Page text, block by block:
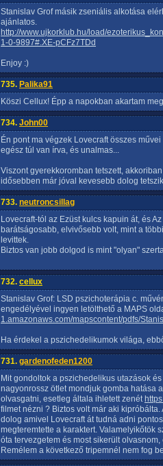
Stanislav Grof másik zseniális alkotása
ajánlatos.
http://www.ujkorklub.hu/load/
1-0-9897#.XE-pCFz7TDd
Enjoy :)
735. Palika91
Köszi Cellux! Épp a napokban akartam
734. John00
Én pont ma végzek Lovecraft összes
egész túl van írva, és unalmas...
Viszont gyerekkoromban tetszett,
idősebben már jóval kevesebb dolog
733. neutroncsillag
Lovecraft-tól az Ezüst kulcs kapuin át, és
barátságosabb, elvivősebb volt, mint a
levittek.
Biztos van jobb dolgod is mint "olyan"
732. cellux
Stanislav Grof: LSD pszichoterápia c.
engedélyével ingyen letölthető a MAPS
1.amazonaws.com/mapscontent/pdfs/
Ha érdekel a pszichedelikumok világa,
731. gardenofeden1200
Mit gondoltok a pszichedelikus utazások
nagyonrossz ötlet mondjuk gomba hatása
olvasgatni, esetleg általa ihletett zenét
filmet nézni ? Biztos volt már aki
dolog amivel Lovecraft át tudná adni
megteremtette a karaktert. Valamelyikőtök
óta tervezgetem és most sikerült
Remélem a következő tripemnél nem fog